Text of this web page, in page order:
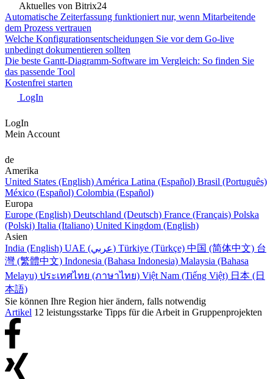
Aktuelles von Bitrix24
Automatische Zeiterfassung funktioniert nur, wenn Mitarbeitende
dem Prozess vertrauen
Welche Konfigurationsentscheidungen Sie vor dem Go-live
unbedingt dokumentieren sollten
Die beste Gantt-Diagramm-Software im Vergleich: So finden Sie
das passende Tool
Kostenfrei starten
LogIn
LogIn
Mein Account
de
Amerika
United States (English) América Latina (Español) Brasil (Português)
México (Español) Colombia (Español)
Europa
Europe (English) Deutschland (Deutsch) France (Français) Polska
(Polski) Italia (Italiano) United Kingdom (English)
Asien
India (English)
UAE (عربي) Türkiye (Türkçe) 中国 (简体中文) 台
灣 (繁體中文) Indonesia (Bahasa Indonesia) Malaysia (Bahasa
Melayu) ประเทศไทย (ภาษาไทย) Việt Nam (Tiếng Việt) 日本 (日
本語)
Sie können Ihre Region hier ändern, falls notwendig
Artikel 12 leistungsstarke Tipps für die Arbeit in Gruppenprojekten